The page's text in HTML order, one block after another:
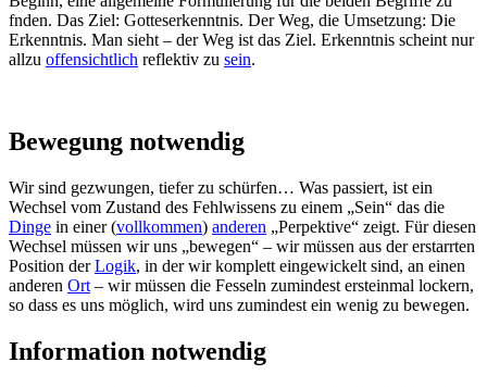
fnden. Das Ziel: Gotteserkenntnis. Der Weg, die Umsetzung: Die
Erkenntnis. Man sieht – der Weg ist das Ziel. Erkenntnis scheint nur
allzu offensichtlich reflektiv zu sein.
Bewegung notwendig
Wir sind gezwungen, tiefer zu schürfen… Was passiert, ist ein
Wechsel vom Zustand des Fehlwissens zu einem „Sein“ das die
Dinge in einer (vollkommen) anderen „Perpektive“ zeigt. Für diesen
Wechsel müssen wir uns „bewegen“ – wir müssen aus der erstarrten
Position derLogik, in der wir komplett eingewickelt sind, an einen
anderen Ort – wir müssen die Fesseln zumindest ersteinmal lockern,
so dass es uns möglich, wird uns zumindest ein wenig zu bewegen.
Information notwendig